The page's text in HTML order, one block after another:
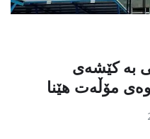
بە کێشەی
مۆڵەت هێنا